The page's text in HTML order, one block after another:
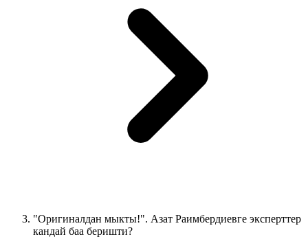
"Оригиналдан мыкты!". Азат Раимбердиевге эксперттер
кандай баа беришти?